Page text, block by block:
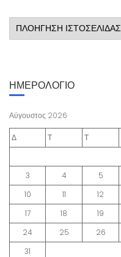
ΠΛΟΗΓΗΣΗ ΙΣΤΟΣΕΛΙΔΑΣ
ΗΜΕΡΟΛΟΓΙΟ
Αύγουστος 2026
Δ Τ Τ
3
4 5
10
11 12
17
18 19
24
25 26
31